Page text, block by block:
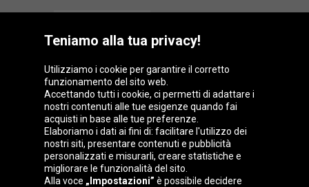
Gruppo Oponeo
Belgique
Česká
republika
Deutschland Éire
Teniamo alla tua privacy!
Utilizziamo i cookie per garantire il corretto
funzionamento del sito web.
Accettando tutti i cookie, ci permetti di adattare i
nostri contenuti alle tue esigenze quando fai
acquisti in base alle tue preferenze.
Elaboriamo i dati ai fini di: facilitare l'utilizzo dei
nostri siti, presentare contenuti e pubblicità
personalizzati e misurarli, creare statistiche e
migliorare le funzionalità del sito.
Alla voce „Impostazioni” è possibile decidere